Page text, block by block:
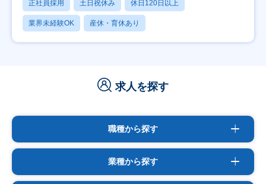
正社員採用 土日祝休み 休日120日以上
業界未経験OK 産休・育休あり
求人を探す
職種から探す
業種から探す